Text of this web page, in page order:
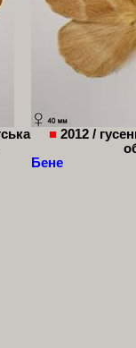
■ 2012 /
Бене